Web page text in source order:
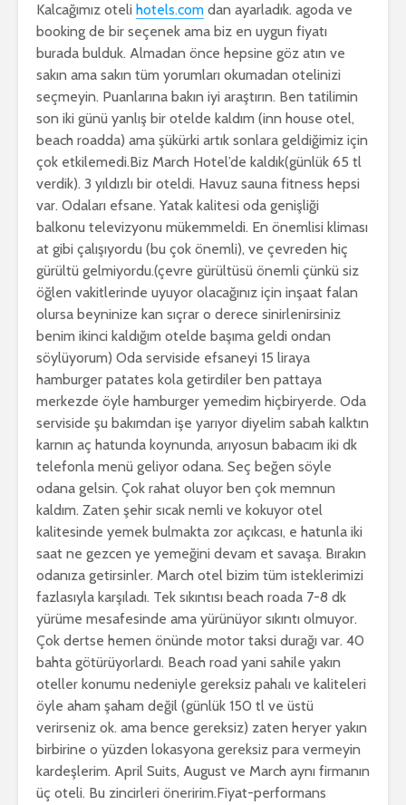
Kalcağımız oteli hotels.com dan ayarladık. agoda ve
booking de bir seçenek ama biz en uygun fiyatı
burada bulduk. Almadan önce hepsine göz atın ve
sakın ama sakın tüm yorumları okumadan otelinizi
seçmeyin. Puanlarına bakın iyi araştırın. Ben tatilimin
son iki günü yanlış bir otelde kaldım (inn house otel,
beach roadda) ama şükürki artık sonlara geldiğimiz için
çok etkilemedi.Biz March Hotel’de kaldık(günlük 65 tl
verdik). 3 yıldızlı bir oteldi. Havuz sauna fitness hepsi
var. Odaları efsane. Yatak kalitesi oda genişliği
balkonu televizyonu mükemmeldi. En önemlisi kliması
at gibi çalışıyordu (bu çok önemli), ve çevreden hiç
gürültü gelmiyordu.(çevre gürültüsü önemli çünkü siz
öğlen vakitlerinde uyuyor olacağınız için inşaat falan
olursa beyninize kan sıçrar o derece sinirlenirsiniz
benim ikinci kaldığım otelde başıma geldi ondan
söylüyorum) Oda serviside efsaneyi 15 liraya
hamburger patates kola getirdiler ben pattaya
merkezde öyle hamburger yemedim hiçbiryerde. Oda
serviside şu bakımdan işe yarıyor diyelim sabah kalktın
karnın aç hatunda koynunda, arıyosun babacım iki dk
telefonla menü geliyor odana. Seç beğen söyle
odana gelsin. Çok rahat oluyor ben çok memnun
kaldım. Zaten şehir sıcak nemli ve kokuyor otel
kalitesinde yemek bulmakta zor açıkcası, e hatunla iki
saat ne gezcen ye yemeğini devam et savaşa. Bırakın
odanıza getirsinler. March otel bizim tüm isteklerimizi
fazlasıyla karşıladı. Tek sıkıntısı beach roada 7-8 dk
yürüme mesafesinde ama yürünüyor sıkıntı olmuyor.
Çok dertse hemen önünde motor taksi durağı var. 40
bahta götürüyorlardı. Beach road yani sahile yakın
oteller konumu nedeniyle gereksiz pahalı ve kaliteleri
öyle aham şaham değil (günlük 150 tl ve üstü
verirseniz ok. ama bence gereksiz) zaten heryer yakın
birbirine o yüzden lokasyona gereksiz para vermeyin
kardeşlerim. April Suits, August ve March aynı firmanın
üç oteli. Bu zincirleri öneririm.Fiyat-performans